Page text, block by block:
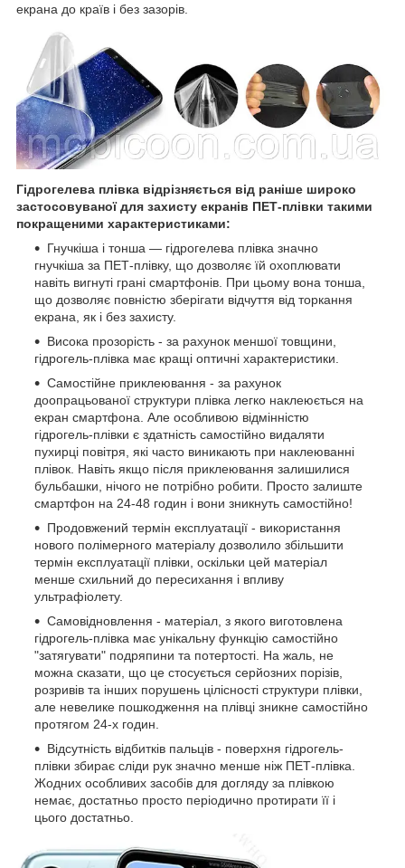
екрана до країв і без зазорів.
Гідрогелева плівка відрізняється від раніше широко
застосовуваної для захисту екранів ПЕТ-плівки такими
покращеними характеристиками:
Гнучкіша і тонша — гідрогелева плівка значно
гнучкіша за ПЕТ-плівку, що дозволяє їй охоплювати
навіть вигнуті грані смартфонів. При цьому вона тонша,
що дозволяє повністю зберігати відчуття від торкання
екрана, як і без захисту.
Висока прозорість - за рахунок меншої товщини,
гідрогель-плівка має кращі оптичні характеристики.
Самостійне приклеювання - за рахунок
доопрацьованої структури плівка легко наклеюється на
екран смартфона. Але особливою відмінністю
гідрогель-плівки є здатність самостійно видаляти
пухирці повітря, які часто виникають при наклеюванні
плівок. Навіть якщо після приклеювання залишилися
бульбашки, нічого не потрібно робити.
Просто залиште
смартфон на 24-48 годин і вони зникнуть самостійно!
Продовжений термін експлуатації - використання
нового полімерного матеріалу дозволило збільшити
термін експлуатації плівки, оскільки цей матеріал
менше схильний до пересихання і впливу
ультрафіолету.
Самовідновлення - матеріал, з якого виготовлена
гідрогель-плівка має унікальну функцію самостійно
"затягувати" подряпини та потертості. На жаль, не
можна сказати, що це стосується серйозних порізів,
розривів та інших порушень цілісності структури плівки,
але невелике пошкодження на плівці зникне самостійно
протягом 24-х годин.
Відсутність відбитків пальців - поверхня гідрогель-
плівки збирає сліди рук значно менше ніж ПЕТ-плівка.
Жодних особливих засобів для догляду за плівкою
немає, достатньо просто періодично протирати її і
цього достатньо.